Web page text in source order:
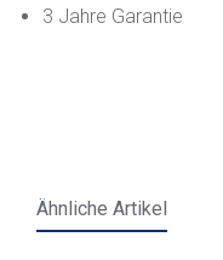
3 Jahre Garantie
Ähnliche Artikel